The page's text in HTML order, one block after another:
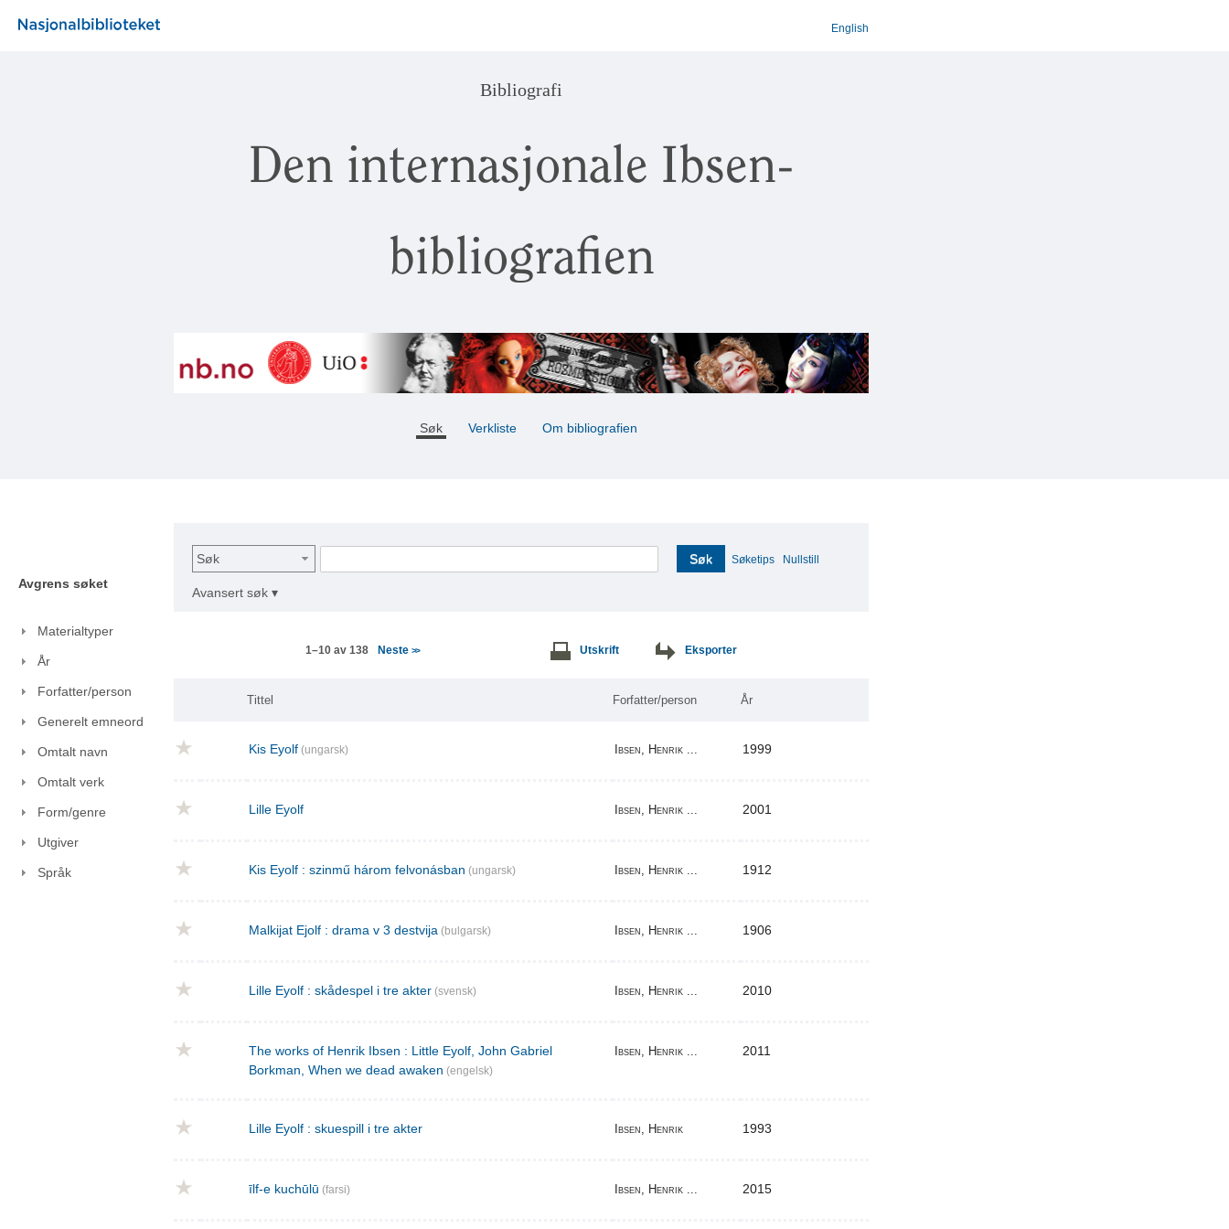
English
Bibliografi
Den internasjonale Ibsen-
bibliografien
Søk Verkliste Om bibliografien
Avgrens søket
Materialtyper
År
Forfatter/person
Generelt emneord
Omtalt navn
Omtalt verk
Form/genre
Utgiver
Språk
Søk Søk Søketips Nullstill
Avansert søk ▾
1–10 av 138 Neste >> Utskrift Eksporter
Tittel Forfatter/person År
Kis Eyolf (ungarsk) Ibsen, Henrik ... 1999
Lille Eyolf Ibsen, Henrik ... 2001
Kis Eyolf : szinmű három felvonásban (ungarsk) Ibsen, Henrik ... 1912
Malkijat Ejolf : drama v 3 destvija (bulgarsk) Ibsen, Henrik ... 1906
Lille Eyolf : skådespel i tre akter (svensk) Ibsen, Henrik ... 2010
The works of Henrik Ibsen : Little Eyolf, John Gabriel
Borkman, When we dead awaken (engelsk)
Ibsen, Henrik ... 2011
Lille Eyolf : skuespill i tre akter Ibsen, Henrik 1993
īlf-e kuchūlū (farsi) Ibsen, Henrik ... 2015